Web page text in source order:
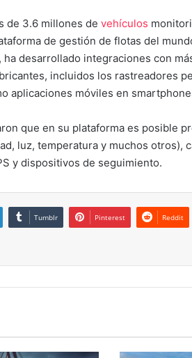
de 3.6 millones de vehículos
de gestión de flotas del
desarrollado integraciones con
incluidos los rastreadores
aplicaciones móviles en
que en su plataforma es posible
luz, temperatura y muchos otros),
y dispositivos de seguimiento.
Tumblr Pinterest Reddit